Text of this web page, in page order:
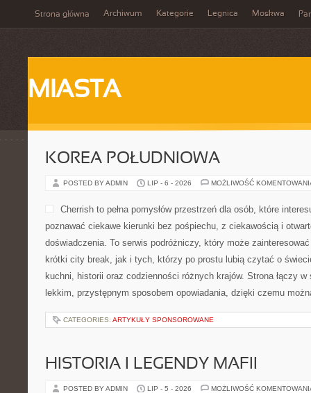
Strona główna Archiwum Kategorie Legnica Moskwa
MIASTA
KOREA POŁUDNIOWA
POSTED BY ADMIN LIP - 6 - 2026 MOŻLIWOŚĆ
Cherrish to pełna pomysłów przestrzeń dla osób, które
poznawać ciekawe kierunki bez pośpiechu, z ciekawością i
doświadczenia. To serwis podróżniczy, który może
krótki city break, jak i tych, którzy po prostu lubią czytać o
kuchni, historii oraz codzienności różnych krajów. Strona łączy
lekkim, przystępnym sposobem opowiadania, dzięki czemu
CATEGORIES: ARTYKUŁY SPONSOROWANE
HISTORIA I LEGENDY MAFII
POSTED BY ADMIN LIP - 5 - 2026 MOŻLIWOŚĆ